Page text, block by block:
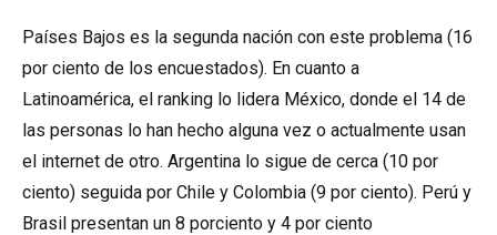
Países Bajos es la segunda nación con este problema (16
por ciento de los encuestados). En cuanto a
Latinoamérica, el ranking lo lidera México, donde el 14 de
las personas lo han hecho alguna vez o actualmente usan
el internet de otro. Argentina lo sigue de cerca (10 por
ciento) seguida por Chile y Colombia (9 por ciento). Perú y
Brasil presentan un 8 porciento y 4 por ciento